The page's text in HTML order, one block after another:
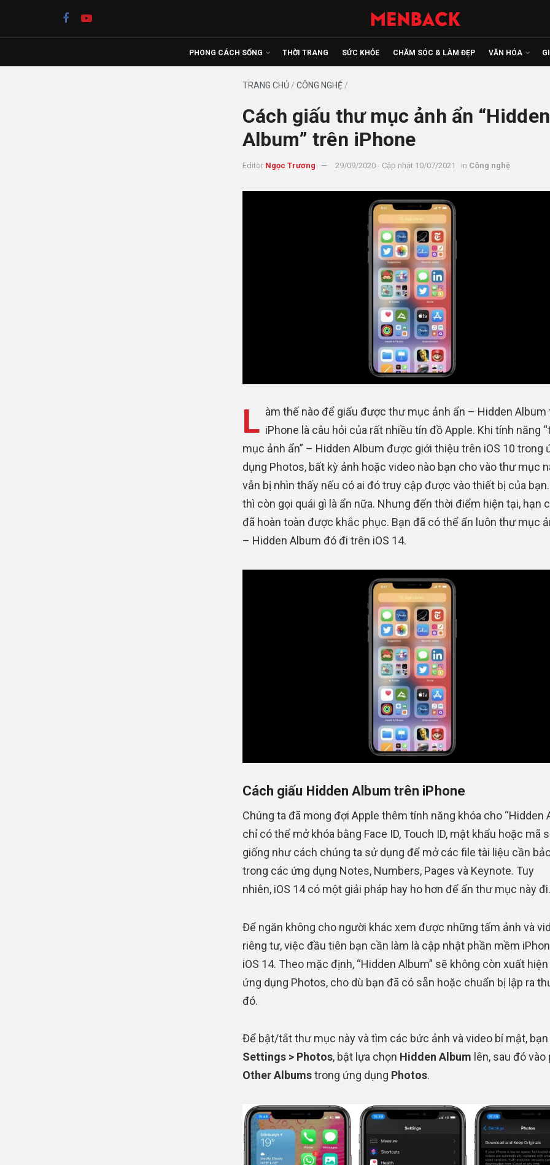
PHONG CÁCH SỐNG THỜI TRANG SỨC KHỎE CHĂM SÓC & LÀM ĐẸP VĂN HÓA
TRANG CHỦ/ CÔNG NGHỆ/
Cách giấu thư mục ảnh ẩn “Hidden
Album” trên iPhone
Editor Ngọc Trương 29/09/2020 - Cập nhật 10/07/2021 in Công nghệ
L àm thế nào để giấu được thư mục ảnh ẩn – Hidden Album
iPhone là câu hỏi của rất nhiều tín đồ Apple. Khi tính năng
mục ảnh ẩn” – Hidden Album được giới thiệu trên iOS 10 trong
dụng Photos, bất kỳ ảnh hoặc video nào bạn cho vào thư mục
vẫn bị nhìn thấy nếu có ai đó truy cập được vào thiết bị của
thì còn gọi quái gì là ẩn nữa. Nhưng đến thời điểm hiện tại, hạn
đã hoàn toàn được khắc phục. Bạn đã có thể ẩn luôn thư mục
– Hidden Album đó đi trên iOS 14.
Cách giấu Hidden Album trên iPhone
Chúng ta đã mong đợi Apple thêm tính năng khóa cho “Hidden
chỉ có thể mở khóa bằng Face ID, Touch ID, mật khẩu hoặc mã
giống như cách chúng ta sử dụng để mở các file tài liệu cần
trong các ứng dụng Notes, Numbers, Pages và Keynote. Tuy
nhiên, iOS 14 có một giải pháp hay ho hơn để ẩn thư mục này đi.
Để ngăn không cho người khác xem được những tấm ảnh và
riêng tư, việc đầu tiên bạn cần làm là cập nhật phần mềm
iOS 14. Theo mặc định, “Hidden Album” sẽ không còn xuất
ứng dụng Photos, cho dù bạn đã có sẵn hoặc chuẩn bị lập ra
đó.
Để bật/tắt thư mục này và tìm các bức ảnh và video bí mật, bạn
Settings > Photos, bật lựa chọn Hidden Album lên, sau đó vào
Other Albumstrong ứng dụng Photos.